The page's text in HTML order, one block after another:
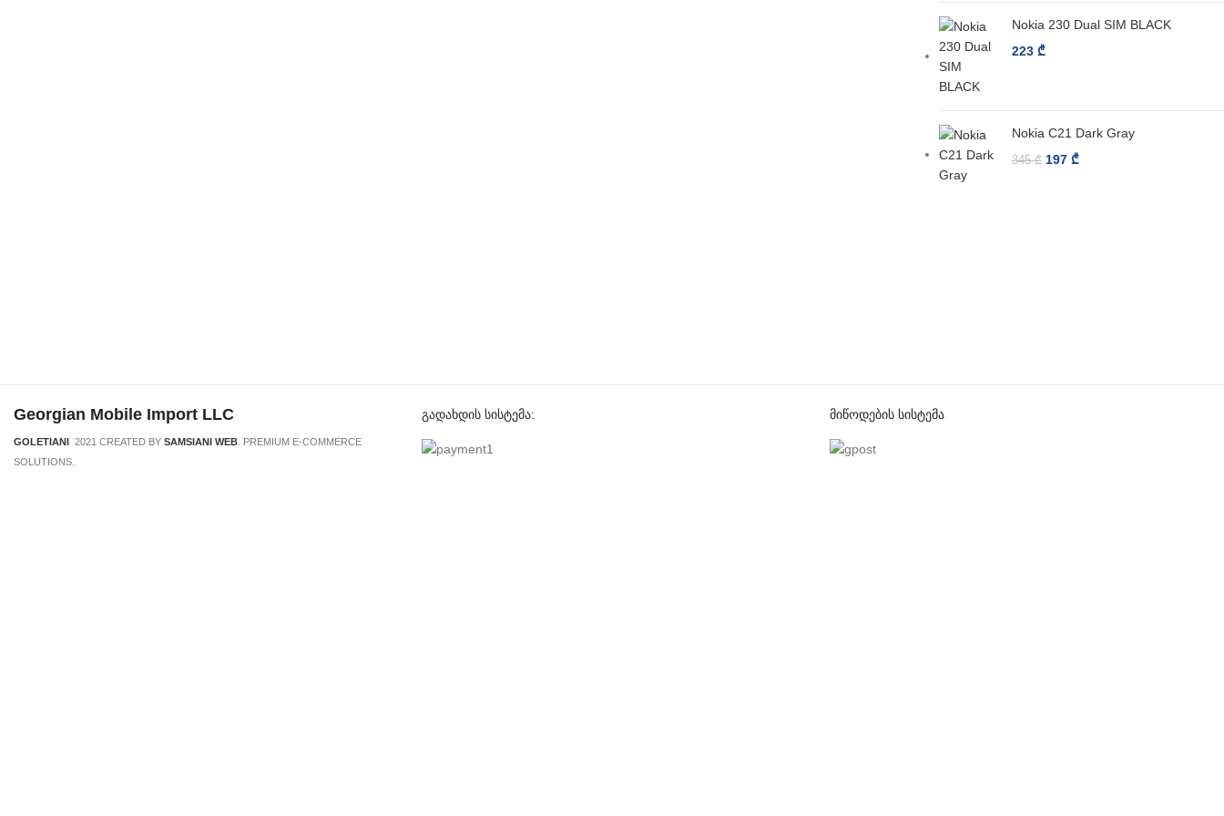
Nokia 230 Dual SIM BLACK
223 ₾
Nokia C21 Dark Gray
345₾ 197 ₾
Georgian Mobile Import LLC
GOLETIANI 2021 CREATED BY SAMSIANI WEB . PREMIUM E-COMMERCE
SOLUTIONS.
გადახდის სისტემა: მიწოდების სისტემა